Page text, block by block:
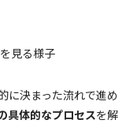
に決まった流れで進め
具体的なプロセスを解